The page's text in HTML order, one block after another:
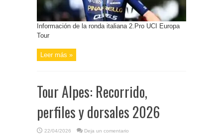
Información de la ronda italiana 2.Pro UCI Europa
Tour
Leer más »
Tour Alpes: Recorrido,
perfiles y dorsales 2026
22/04/2026 Deja un comentario